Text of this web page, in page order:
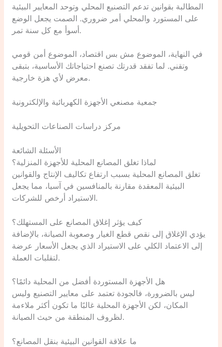
المطالبة بقوانين تدعم التصنيع المحلي وتوحد المعايير البيئية
على المستورد والمحلي أمر ضروري. الصمت يجعل الوضع
أسوأ مع كل سنة تمر.
في النهاية، الموضوع مش بس اقتصاد، الموضوع أمن قومي
وتقني. لما تفقد قدرتك تصنع احتياجاتك الأساسية، بتبقى
معرض لأي هزة خارجية.
جمعية مصنعي الأجهزة الكهربائية والإلكترونية
مركز دراسات الصناعات التحويلية
الأسئلة الشائعة
لماذا تغلق المصانع المحلية للأجهزة المنزلية؟
تغلق المصانع المحلية بسبب ارتفاع تكاليف الإنتاج والقوانين
البيئية المعقدة مقارنة بالمنافسين في آسيا، مما يجعل
الاستيراد أرخص للشركات.
كيف يؤثر إغلاق المصانع على المستهلك؟
يؤدي الإغلاق إلى نقص قطع الغيار وصعوبة الصيانة، بالإضافة
إلى الاعتماد الكلي على الاستيراد الذي يجعل الأسعار عرضة
لتقلبات العملة.
هل الأجهزة المستوردة أفضل من المحلية دائمًا؟
ليس بالضرورة، فالجودة تعتمد على معايير التصنيع وليس
المكان، لكن الأجهزة المحلية غالبًا ما تكون أكثر ملاءمة
لظروف المنطقة من حيث الصيانة.
ما علاقة القوانين البيئية بنقل المصانع؟